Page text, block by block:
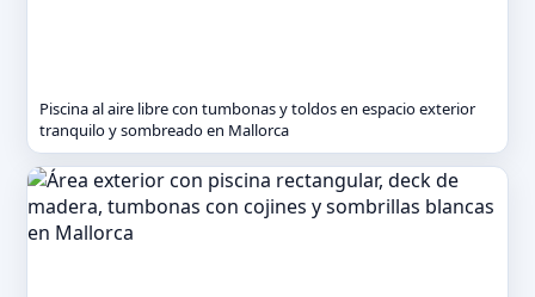
Piscina al aire libre con tumbonas y toldos en espacio exterior
tranquilo y sombreado en Mallorca